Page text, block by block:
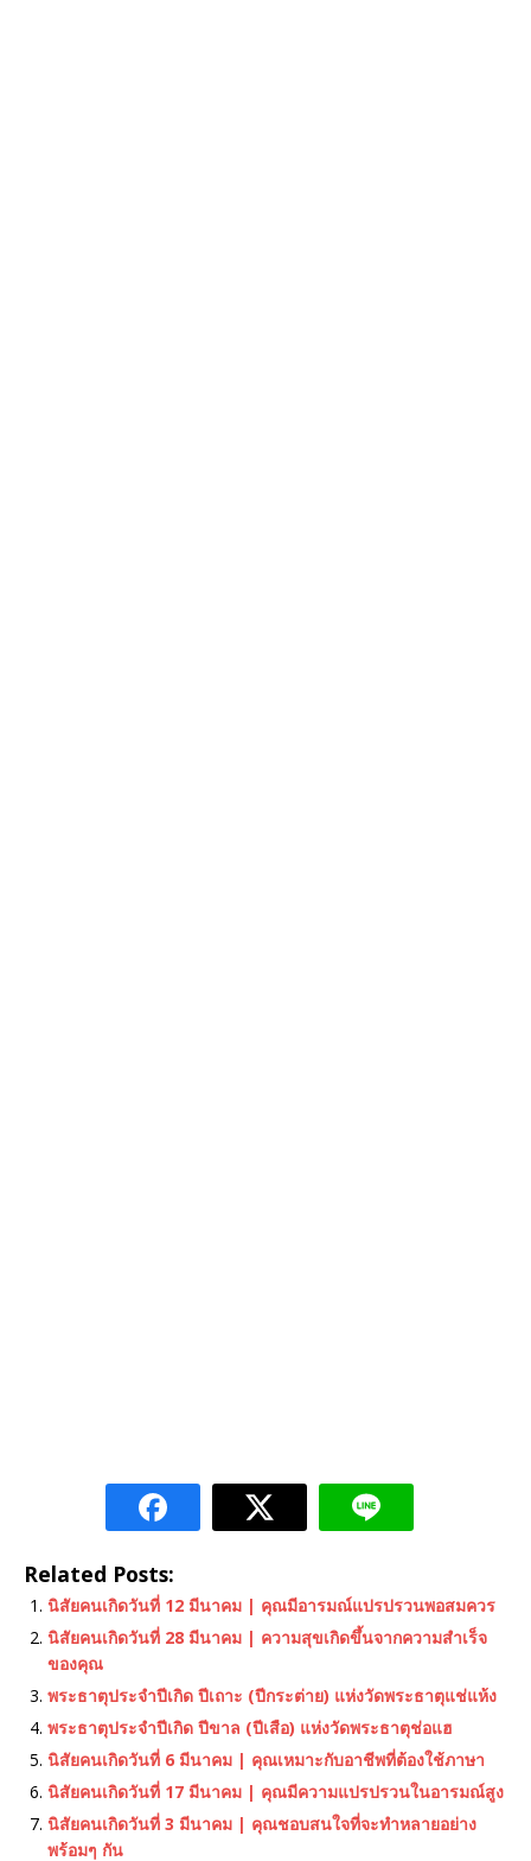
Related Posts:
นิสัยคนเกิดวันที่ 12 มีนาคม | คุณมีอารมณ์แปรปรวนพอสมควร
นิสัยคนเกิดวันที่ 28 มีนาคม | ความสุขเกิดขึ้นจากความสำเร็จ
ของคุณ
พระธาตุประจำปีเกิด ปีเถาะ (ปีกระต่าย) แห่งวัดพระธาตุแช่แห้ง
พระธาตุประจําปีเกิด ปีขาล (ปีเสือ) แห่งวัดพระธาตุช่อแฮ
นิสัยคนเกิดวันที่ 6 มีนาคม | คุณเหมาะกับอาชีพที่ต้องใช้ภาษา
นิสัยคนเกิดวันที่ 17 มีนาคม | คุณมีความแปรปรวนในอารมณ์สูง
นิสัยคนเกิดวันที่ 3 มีนาคม | คุณชอบสนใจที่จะทำหลายอย่าง
พร้อมๆ กัน